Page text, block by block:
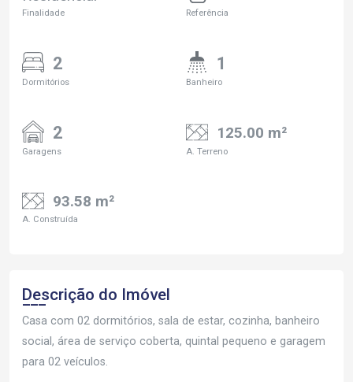
Finalidade Referência
2
Dormitórios
1
Banheiro
2
Garagens
125.00 m²
A. Terreno
93.58 m²
A. Construída
Descrição do Imóvel
Casa com 02 dormitórios, sala de estar, cozinha, banheiro
social, área de serviço coberta, quintal pequeno e garagem
para 02 veículos.